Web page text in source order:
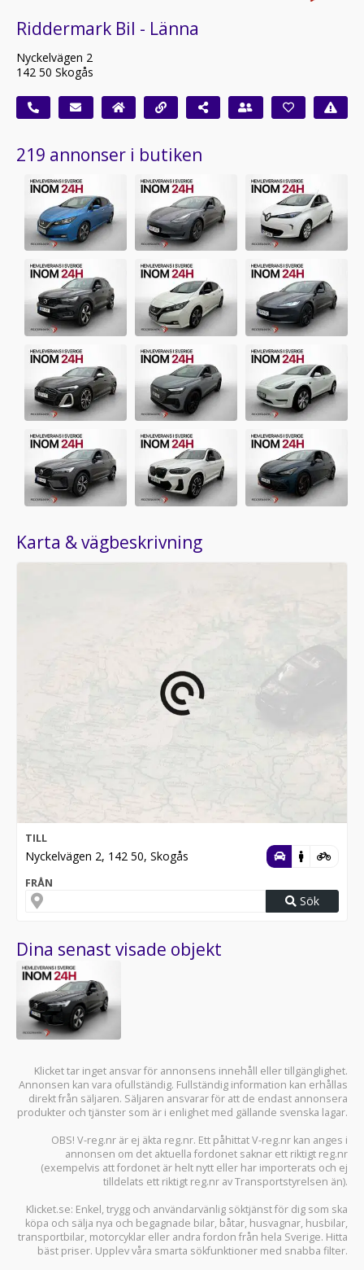
Riddermark Bil - Länna
Nyckelvägen 2
142 50 Skogås
219 annonser i butiken
Karta & vägbeskrivning
TILL
Nyckelvägen 2, 142 50, Skogås
FRÅN
Sök
Dina senast visade objekt
Klicket tar inget ansvar för annonsens innehåll eller tillgänglighet.
Annonsen kan vara ofullständig. Fullständig information kan erhållas
direkt från säljaren. Säljaren ansvarar för att de endast annonsera
produkter och tjänster som är i enlighet med gällande svenska lagar.
OBS! V-reg.nr är ej äkta reg.nr. Ett påhittat V-reg.nr kan anges i
annonsen om det aktuella fordonet saknar ett riktigt reg.nr
(exempelvis att fordonet är helt nytt eller har importerats och ej
tilldelats ett riktigt reg.nr av Transportstyrelsen än).
Klicket.se: Enkel, trygg och användarvänlig söktjänst för dig som ska
köpa och sälja nya och begagnade bilar, båtar, husvagnar, husbilar,
transportbilar, motorcyklar eller andra fordon från hela Sverige. Hitta
bäst priser. Upplev våra smarta sökfunktioner med snabba filter.